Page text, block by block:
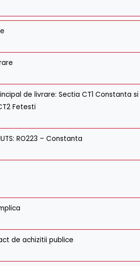
de livrare: Sectia CT1 Constanta si
Fetesti
RO223 – Constanta
de achizitii publice